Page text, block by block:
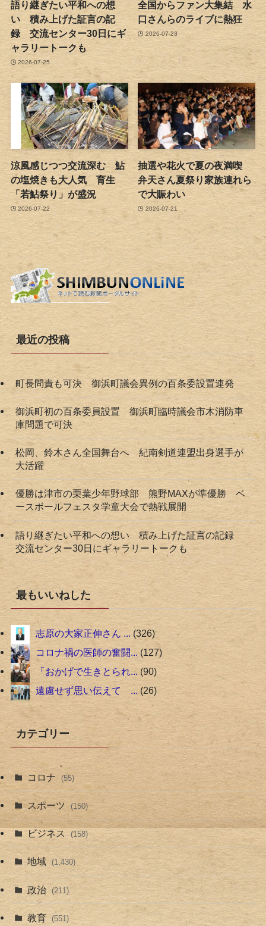
語り継ぎたい平和への想
い 積み上げた証言の記
録 交流センター30日にギ
ャラリートークも
2026-07-25
全国からファン大集結 水
口さんらのライブに熱狂
2026-07-23
涼風感じつつ交流深む 鮎
の塩焼きも大人気 育生
「若鮎祭り」が盛況
2026-07-22
抽選や花火で夏の夜満喫
弁天さん夏祭り家族連れら
で大賑わい
2026-07-21
最近の投稿
町長問責も可決 御浜町議会異例の百条委設置連発
御浜町初の百条委員設置 御浜町臨時議会市木消防車
庫問題で可決
松岡、鈴木さん全国舞台へ 紀南剣道連盟出身選手が
大活躍
優勝は津市の栗葉少年野球部 熊野MAXが準優勝 ベ
ースボールフェスタ学童大会で熱戦展開
語り継ぎたい平和への想い 積み上げた証言の記録
交流センター30日にギャラリートークも
最もいいねした
志原の大家正伸さん ... 326
コロナ禍の医師の奮闘... 127
「おかげで生きとられ... 90
遠慮せず思い伝えて ... 26
カテゴリー
コロナ (55)
スポーツ (150)
ビジネス (158)
地域 (1,430)
政治 (211)
教育 (551)